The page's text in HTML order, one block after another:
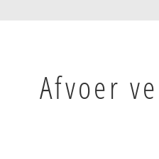
Afvoer